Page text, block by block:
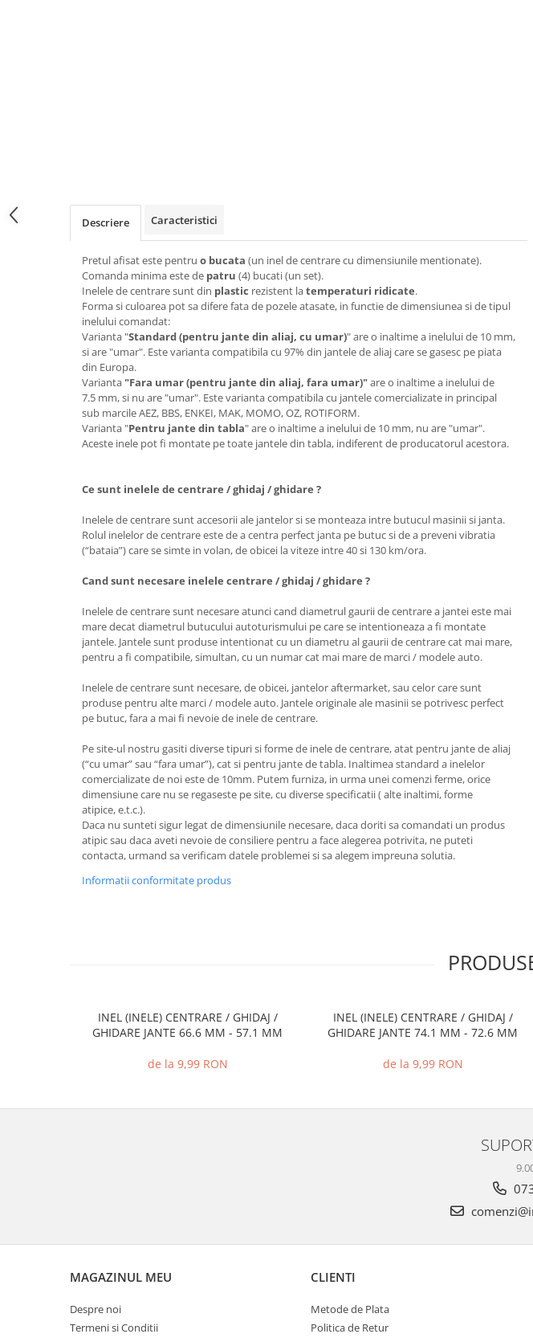
Descriere Caracteristici
Pretul afisat este pentru o bucata (un inel de centrare cu dimensiunile mentionate).
Comanda minima este de patru (4) bucati (un set).
Inelele de centrare sunt din plastic rezistent latemperaturi ridicate.
Forma si culoarea pot sa difere fata de pozele atasate, in functie de dimensiunea si de tipul
inelului comandat:
Varianta "Standard (pentru jante din aliaj, cu umar)" are o inaltime a inelului de 10 mm,
si are "umar". Este varianta compatibila cu 97% din jantele de aliaj care se gasesc pe piata
din Europa.
Varianta "Fara umar (pentru jante din aliaj, fara umar)"are o inaltime a inelului de
7.5 mm, si nu are "umar". Este varianta compatibila cu jantele comercializate in principal
sub marcile AEZ, BBS, ENKEI, MAK, MOMO, OZ, ROTIFORM.
Varianta "Pentru jante din tabla" are o inaltime a inelului de 10 mm, nu are "umar".
Aceste inele pot fi montate pe toate jantele din tabla, indiferent de producatorul acestora.
Ce sunt inelele de centrare / ghidaj / ghidare ?
Inelele de centrare sunt accesorii ale jantelor si se monteaza intre butucul masinii si janta.
Rolul inelelor de centrare este de a centra perfect janta pe butuc si de a preveni vibratia
(“bataia”) care se simte in volan, de obicei la viteze intre 40 si 130 km/ora.
Cand sunt necesare inelele centrare / ghidaj / ghidare ?
Inelele de centrare sunt necesare atunci cand diametrul gaurii de centrare a jantei este mai
mare decat diametrul butucului autoturismului pe care se intentioneaza a fi montate
jantele. Jantele sunt produse intentionat cu un diametru al gaurii de centrare cat mai mare,
pentru a fi compatibile, simultan, cu un numar cat mai mare de marci / modele auto.
Inelele de centrare sunt necesare, de obicei, jantelor aftermarket, sau celor care sunt
produse pentru alte marci / modele auto. Jantele originale ale masinii se potrivesc perfect
pe butuc, fara a mai fi nevoie de inele de centrare.
Pe site-ul nostru gasiti diverse tipuri si forme de inele de centrare, atat pentru jante de aliaj
(“cu umar” sau “fara umar”), cat si pentru jante de tabla. Inaltimea standard a inelelor
comercializate de noi este de 10mm. Putem furniza, in urma unei comenzi ferme, orice
dimensiune care nu se regaseste pe site, cu diverse specificatii ( alte inaltimi, forme
atipice, e.t.c.).
Daca nu sunteti sigur legat de dimensiunile necesare, daca doriti sa comandati un produs
atipic sau daca aveti nevoie de consiliere pentru a face alegerea potrivita, ne puteti
contacta, urmand sa verificam datele problemei si sa alegem impreuna solutia.
Informatii conformitate produs
INEL (INELE) CENTRARE / GHIDAJ /
GHIDARE JANTE 66.6 MM - 57.1 MM
de la 9,99 RON
INEL (INELE) CENTRARE / GHIDAJ /
GHIDARE JANTE 74.1 MM - 72.6 MM
de la 9,99 RON
MAGAZINUL MEU
Despre noi
Termeni si Conditii
CLIENTI
Metode de Plata
Politica de Retur